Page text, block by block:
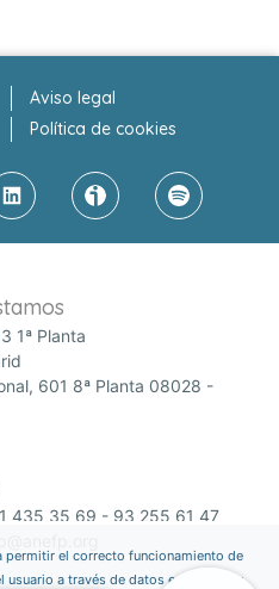
Aviso legal
Política de cookies
1ª Planta
601 8ª Planta 08028 -
435 35 69 - 93 255 61 47
permitir el correcto funcionamiento de
usuario a través de datos estadísticos.